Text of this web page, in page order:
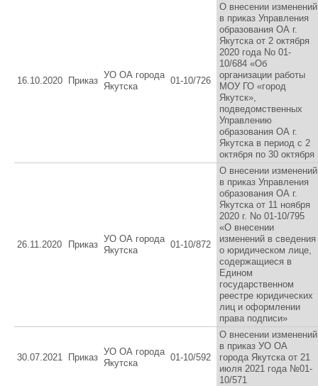
16.10.2020 Приказ
УО ОА города
Якутска
01-10/726
О внесении изменений
в приказ Управления
образования ОА г.
Якутска от 2 октября
2020 года No 01-
10/684 «Об
организации работы
МОУ ГО «город
Якутск»,
подведомственных
Управлению
образования ОА г.
Якутска в период с 2
октября по 30 октября
26.11.2020 Приказ
УО ОА города
Якутска
01-10/872
О внесении изменений
в приказ Управления
образования ОА г.
Якутска от 11 ноября
2020 г. No 01-10/795
«О внесении
изменений в сведения
о юридическом лице,
содержащиеся в
Едином
государственном
реестре юридических
лиц и оформлении
права подписи»
30.07.2021 Приказ
УО ОА города
Якутска
01-10/592
О внесении изменений
в приказ УО ОА
города Якутска от 21
июля 2021 года №01-
10/571